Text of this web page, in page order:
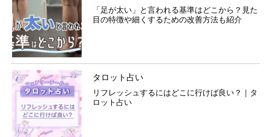
「足が太い」と言われる基準はどこから？見た
目の特徴や細くするための改善方法も紹介
タロット占い
リフレッシュするにはどこに行けば良い？｜タ
ロット占い